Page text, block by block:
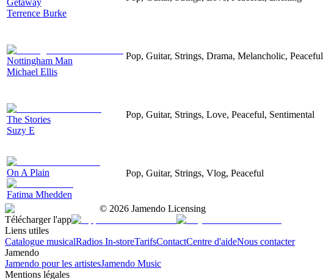
Terrence Burke
Nottingham Man
Michael Ellis
Pop, Guitar, Strings, Drama, Melancholic, Peaceful
The Stories
Suzy E
Pop, Guitar, Strings, Love, Peaceful, Sentimental
On A Plain
Fatima Mhedden
Pop, Guitar, Strings, Vlog, Peaceful
© 2026 Jamendo Licensing
Télécharger l'app
Liens utiles
Catalogue musicalRadios In-storeTarifsContactCentre d'aideNous contacter
Jamendo
Jamendo pour les artistesJamendo Music
Mentions légales